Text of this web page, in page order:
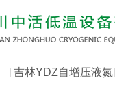
吉林YDZ自增压液氮